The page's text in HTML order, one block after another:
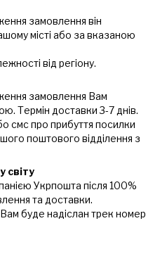
замовлення він
місті або за вказаною
від регіону.
замовлення Вам
Термін доставки 3-7 днів.
смс про прибуття посилки
поштового відділення з
світу
Укрпошта після 100%
та доставки.
буде надіслан трек номер